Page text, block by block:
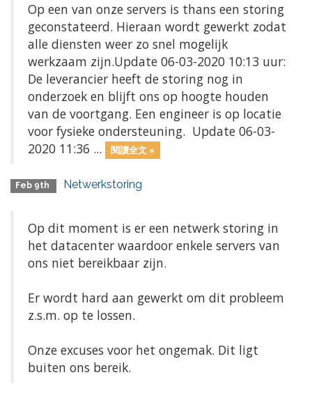
Op een van onze servers is thans een storing
geconstateerd. Hieraan wordt gewerkt zodat
alle diensten weer zo snel mogelijk
werkzaam zijn.Update 06-03-2020 10:13 uur:
De leverancier heeft de storing nog in
onderzoek en blijft ons op hoogte houden
van de voortgang. Een engineer is op locatie
voor fysieke ondersteuning. Update 06-03-
2020 11:36 ...
閱讀全文 »
Feb 9th Netwerkstoring
Op dit moment is er een netwerk storing in
het datacenter waardoor enkele servers van
ons niet bereikbaar zijn.
Er wordt hard aan gewerkt om dit probleem
z.s.m. op te lossen.
Onze excuses voor het ongemak. Dit ligt
buiten ons bereik.